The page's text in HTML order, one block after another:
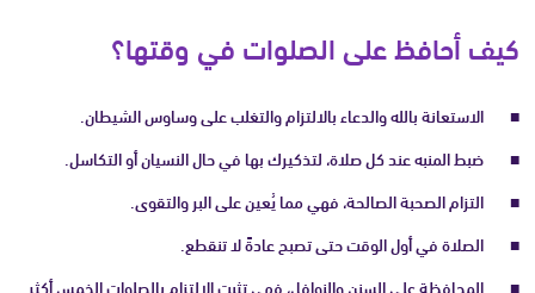
كيف أحافظ على الصلوات في وقتها؟
الاستعانة بالله والدعاء بالالتزام والتغلب على وساوس الشيطان.
ضبط المنبه عند كل صلاة، لتذكيرك بها في حال النسيان أو التكاسل.
التزام الصحبة الصالحة، فهي مما يُعين على البر والتقوى.
الصلاة في أول الوقت حتى تصبح عادةً لا تنقطع.